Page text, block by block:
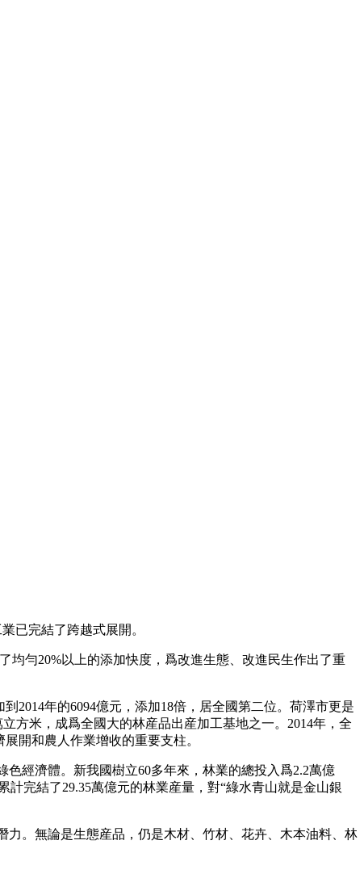
已完結了跨越式展開。
均勻20%以上的添加快度，爲改進生態、改進民生作出了重
2014年的6094億元，添加18倍，居全國第二位。荷澤市更是
方米，成爲全國大的林産品出産加工基地之一。2014年，全
開和農人作業增收的重要支柱。
經濟體。新我國樹立60多年來，林業的總投入爲2.2萬億
完結了29.35萬億元的林業産量，對“綠水青山就是金山銀
。無論是生態産品，仍是木材、竹材、花卉、木本油料、林